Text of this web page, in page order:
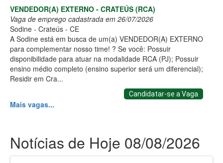
VENDEDOR(A) EXTERNO - CRATEÚS (RCA)
Vaga de emprego cadastrada em 26/07/2026
Sodine - Crateús - CE
A Sodine está em busca de um(a) VENDEDOR(A) EXTERNO
para complementar nosso time! ? Se você: Possuir
disponibilidade para atuar na modalidade RCA (PJ); Possuir
ensino médio completo (ensino superior será um diferencial);
Residir em Cra...
Candidatar-se a Vaga
Mais vagas...
Notícias de Hoje 08/08/2026